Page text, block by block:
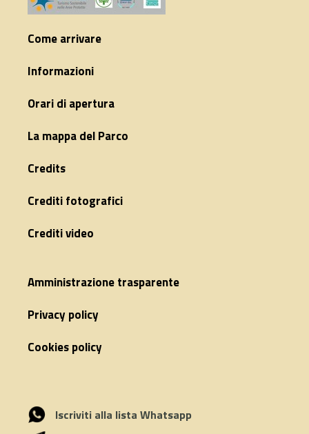
Come arrivare
Informazioni
Orari di apertura
La mappa del Parco
Credits
Crediti fotografici
Crediti video
Amministrazione trasparente
Privacy policy
Cookies policy
Iscriviti alla lista Whatsapp